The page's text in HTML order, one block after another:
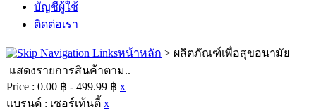
บัญชีผู้ใช้
ติดต่อเรา
หน้าหลัก > ผลิตภัณฑ์เพื่อสุขอนามัย
แสดงรายการสินค้าตาม..
Price : 0.00 ฿ - 499.99 ฿ x
แบรนด์ : เซอร์เท้นตี้ x